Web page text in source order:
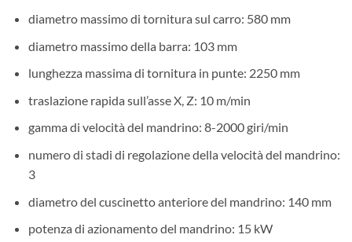
diametro massimo di tornitura sul carro: 580 mm
diametro massimo della barra: 103 mm
lunghezza massima di tornitura in punte: 2250 mm
traslazione rapida sull’asse X, Z: 10 m/min
gamma di velocità del mandrino: 8-2000 giri/min
numero di stadi di regolazione della velocità del mandrino:
3
diametro del cuscinetto anteriore del mandrino: 140 mm
potenza di azionamento del mandrino: 15 kW